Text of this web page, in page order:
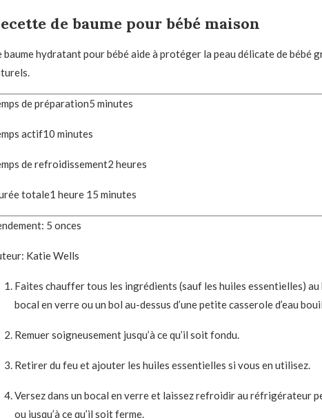
de baume pour bébé maison
baume hydratant pour bébé aide à protéger la peau délicate de bébé
de préparation5minutes
minutes
actif10minutes
minutes
de refroidissement2heures
heures
totale1 heure
heure 15minutes
minutes
5 onces
Katie Wells
Faites chauffer tous les ingrédients (sauf les huiles essentielles) au
bocal en verre ou un bol au-dessus d’une petite casserole d’eau
Remuer soigneusement jusqu’à ce qu’il soit fondu.
Retirer du feu et ajouter les huiles essentielles si vous en utilisez.
Versez dans un bocal en verre et laissez refroidir au réfrigérateur
ou jusqu’à ce qu’il soit ferme.